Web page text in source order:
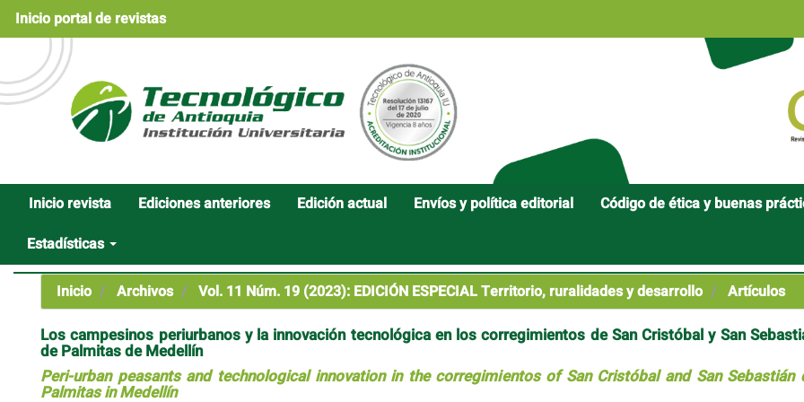
Navegación
principal
Contenido
principal
Barra
lateral
Inicio portal de revistas
Inicio revista Ediciones anteriores Edición actual Envíos y política editorial Código de ética y buenas
Estadísticas
Inicio
Archivos Vol. 11 Núm. 19 (2023): EDICIÓN ESPECIAL Territorio, ruralidades y desarrollo Artículos
Los campesinos periurbanos y la innovación tecnológica en los corregimientos de San Cristóbal y San
de Palmitas de Medellín
Peri-urban peasants and technological innovation in the corregimientos of San Cristóbal and San Sebastián
Palmitas in Medellín